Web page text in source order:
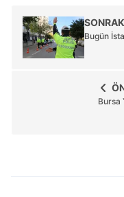
Bugün
Bursa